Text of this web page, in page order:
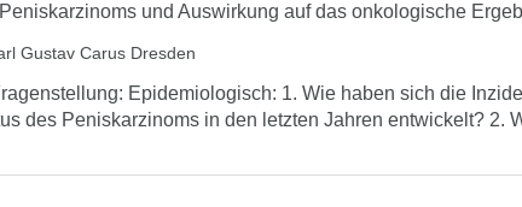
und Auswirkung auf das onkologische
Gustav Carus Dresden
Epidemiologisch: 1. Wie haben sich die
des Peniskarzinoms in den letzten Jahren entwickelt? 2.